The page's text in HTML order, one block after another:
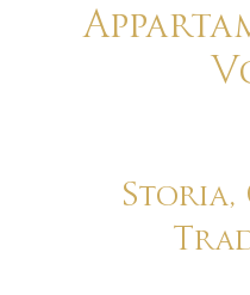
Storia,